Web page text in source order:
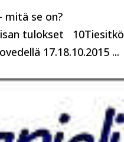
mitä se on?
tulokset 10Tiesitkö
17.18.10.2015 ...